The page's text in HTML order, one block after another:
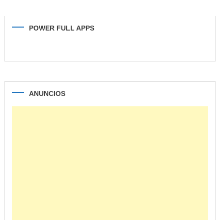
POWER FULL APPS
ANUNCIOS